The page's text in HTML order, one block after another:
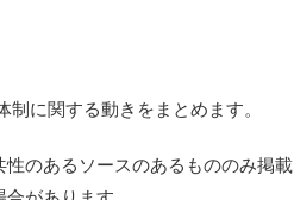
に関する動きをまとめます。
のあるソースのあるもののみ掲載